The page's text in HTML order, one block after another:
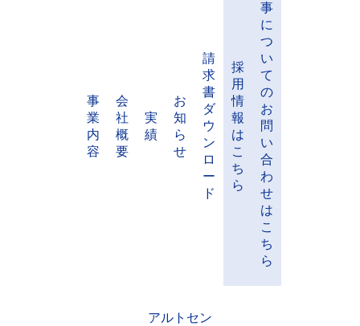
事
業
内
容
会
社
概
要
実
績
お
知
ら
せ
請
求
書
ダ
ウ
ン
ロ
ー
ド
採
用
情
報
は
こ
ち
ら
事
に
つ
い
て
の
お
問
い
合
わ
せ
は
こ
ち
ら
アルトセン